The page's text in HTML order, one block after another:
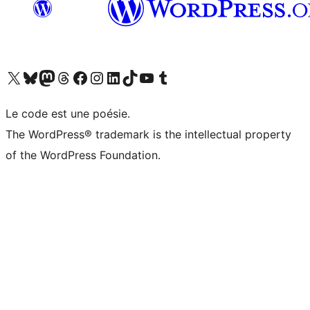
Visit our X (formerly Twitter) account
Visitez notre compte Bluesky
Visit our Mastodon account
Visitez notre compte Threads
Visit our Facebook page
Visit our Instagram account
Visit our LinkedIn account
Visitez notre compte TikTok
Visit our YouTube channel
Visitez notre compte Tumblr
Le code est une poésie.
The WordPress® trademark is the intellectual property
of the WordPress Foundation.